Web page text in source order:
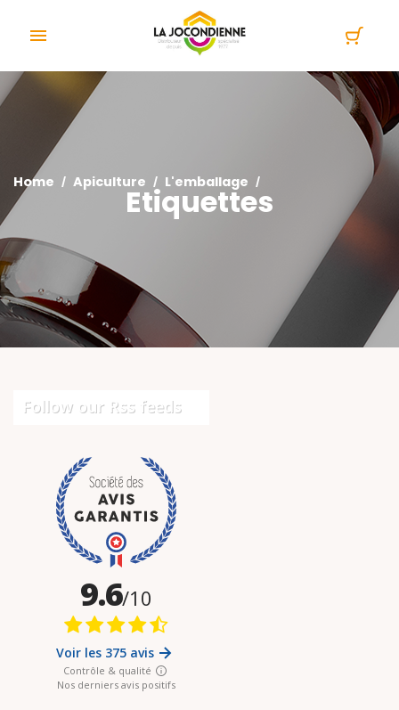

Home Apiculture L'emballage
Etiquettes
Follow our Rss feeds
Cookies management panel